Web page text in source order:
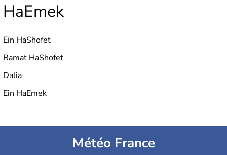
HaEmek
Ein HaShofet
Ramat HaShofet
Dalia
Ein HaEmek
Météo France